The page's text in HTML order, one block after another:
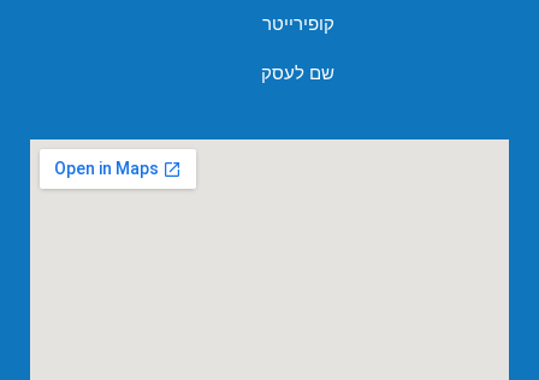
קופירייטר
שם לעסק